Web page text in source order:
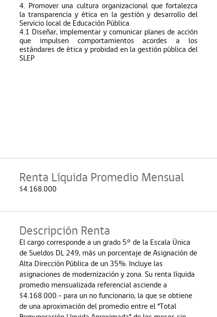
4. Promover una cultura organizacional que fortalezca
la transparencia y ética en la gestión y desarrollo del
Servicio local de Educación Pública.
4.1 Diseñar, implementar y comunicar planes de acción
que impulsen comportamientos acordes a los
estándares de ética y probidad en la gestión pública del
SLEP
Renta Líquida Promedio Mensual
$4.168.000
Descripción Renta
El cargo corresponde a un grado 5° de la Escala Única
de Sueldos DL 249, más un porcentaje de Asignación de
Alta Dirección Pública de un 35%. Incluye las
asignaciones de modernización y zona. Su renta líquida
promedio mensualizada referencial asciende a
$4.168.000.- para un no funcionario, la que se obtiene
de una aproximación del promedio entre el “Total